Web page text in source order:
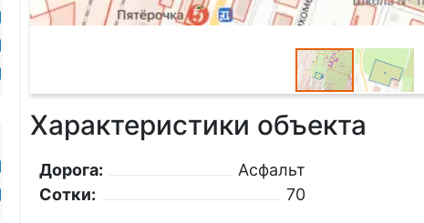
Характеристики объекта
Дорога:
Асфальт
Сотки:
70